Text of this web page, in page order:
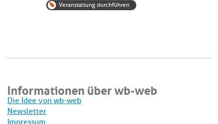
Veranstaltung durchführen
Informationen über wb-web
Die Idee von wb-web
Newsletter
Impressum